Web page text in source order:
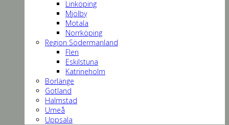
Linköping
Mjölby
Motala
Norrköping
Region Södermanland
Flen
Eskilstuna
Katrineholm
Borlänge
Gotland
Halmstad
Umeå
Uppsala